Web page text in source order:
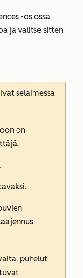
-osiossa
ja valitse sitten
selaimessa
on
puhelut